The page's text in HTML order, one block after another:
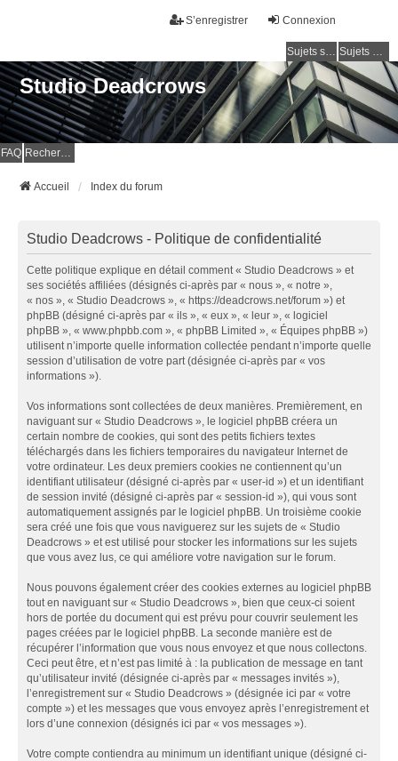
Connexion
S’enregistrer
Sujets sans réponse Sujets actifs
Studio Deadcrows
FAQ Rechercher
Accueil Index du forum
Studio Deadcrows - Politique de confidentialité
Cette politique explique en détail comment « Studio Deadcrows » et
ses sociétés affiliées (désignés ci-après par « nous », « notre »,
« nos », « Studio Deadcrows », « https://deadcrows.net/forum ») et
phpBB (désigné ci-après par « ils », « eux », « leur », « logiciel
phpBB », « www.phpbb.com », « phpBB Limited », « Équipes phpBB »)
utilisent n’importe quelle information collectée pendant n’importe quelle
session d’utilisation de votre part (désignée ci-après par « vos
informations »).
Vos informations sont collectées de deux manières. Premièrement, en
naviguant sur « Studio Deadcrows », le logiciel phpBB créera un
certain nombre de cookies, qui sont des petits fichiers textes
téléchargés dans les fichiers temporaires du navigateur Internet de
votre ordinateur. Les deux premiers cookies ne contiennent qu’un
identifiant utilisateur (désigné ci-après par « user-id ») et un identifiant
de session invité (désigné ci-après par « session-id »), qui vous sont
automatiquement assignés par le logiciel phpBB. Un troisième cookie
sera créé une fois que vous naviguerez sur les sujets de « Studio
Deadcrows » et est utilisé pour stocker les informations sur les sujets
que vous avez lus, ce qui améliore votre navigation sur le forum.
Nous pouvons également créer des cookies externes au logiciel phpBB
tout en naviguant sur « Studio Deadcrows », bien que ceux-ci soient
hors de portée du document qui est prévu pour couvrir seulement les
pages créées par le logiciel phpBB. La seconde manière est de
récupérer l’information que vous nous envoyez et que nous collectons.
Ceci peut être, et n’est pas limité à : la publication de message en tant
qu’utilisateur invité (désignée ci-après par « messages invités »),
l’enregistrement sur « Studio Deadcrows » (désignée ici par « votre
compte ») et les messages que vous envoyez après l’enregistrement et
lors d’une connexion (désignés ici par « vos messages »).
Votre compte contiendra au minimum un identifiant unique (désigné ci-